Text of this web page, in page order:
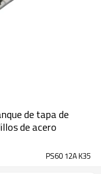
de tapa de
de acero
PS60 12A K35